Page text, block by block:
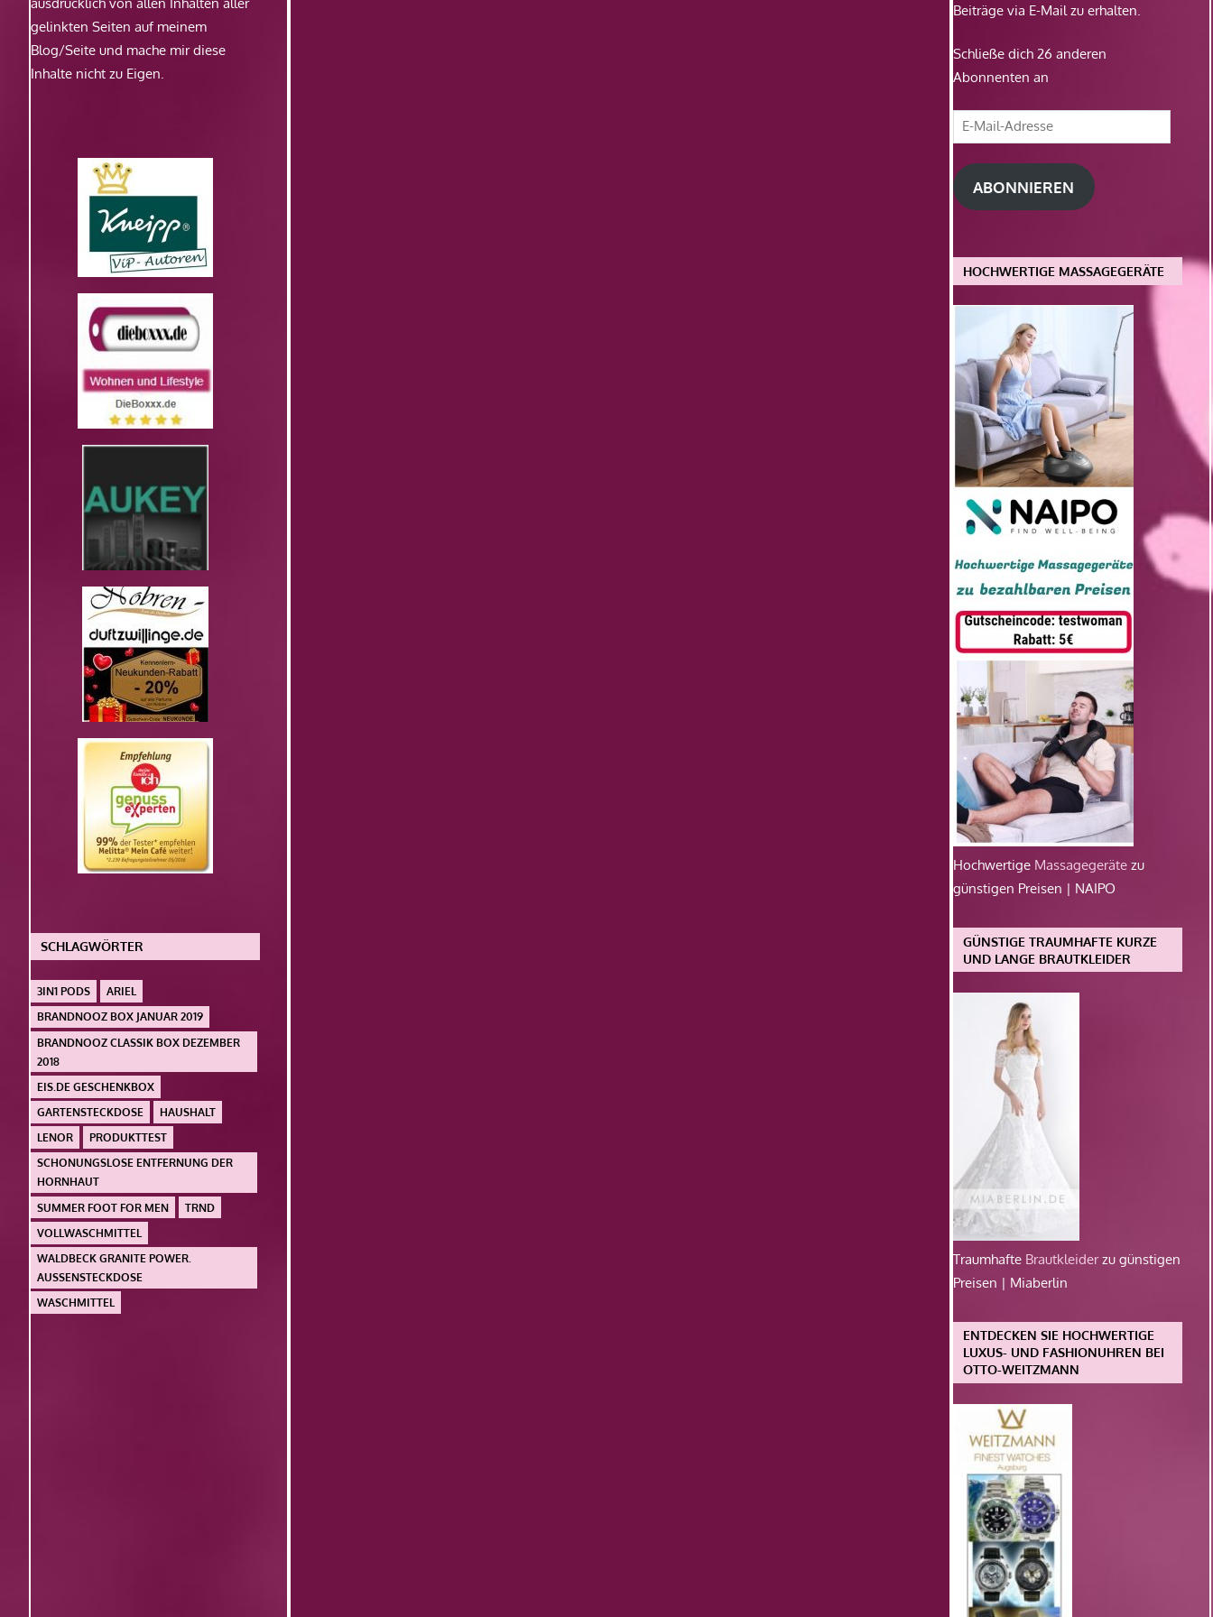
gelinkten Seiten auf meinem
Blog/Seite und mache mir diese
Inhalte nicht zu Eigen.
SCHLAGWÖRTER
3IN1 PODS
ARIEL
BRANDNOOZ BOX JANUAR 2019
BRANDNOOZ CLASSIK BOX DEZEMBER
2018
EIS.DE GESCHENKBOX
GARTENSTECKDOSE
HAUSHALT
LENOR
PRODUKTTEST
SCHONUNGSLOSE ENTFERNUNG DER
HORNHAUT
SUMMER FOOT FOR MEN
TRND
VOLLWASCHMITTEL
WALDBECK GRANITE POWER.
AUSSENSTECKDOSE
WASCHMITTEL
Beiträge via E-Mail zu erhalten.
Schließe dich 26 anderen
Abonnenten an
E-
Mail-
Adresse
ABONNIEREN
HOCHWERTIGE MASSAGEGERÄTE
Hochwertige Massagegeräte zu
günstigen Preisen | NAIPO
GÜNSTIGE TRAUMHAFTE KURZE
UND LANGE BRAUTKLEIDER
Traumhafte Brautkleiderzu günstigen
Preisen | Miaberlin
ENTDECKEN SIE HOCHWERTIGE
LUXUS- UND FASHIONUHREN BEI
OTTO-WEITZMANN